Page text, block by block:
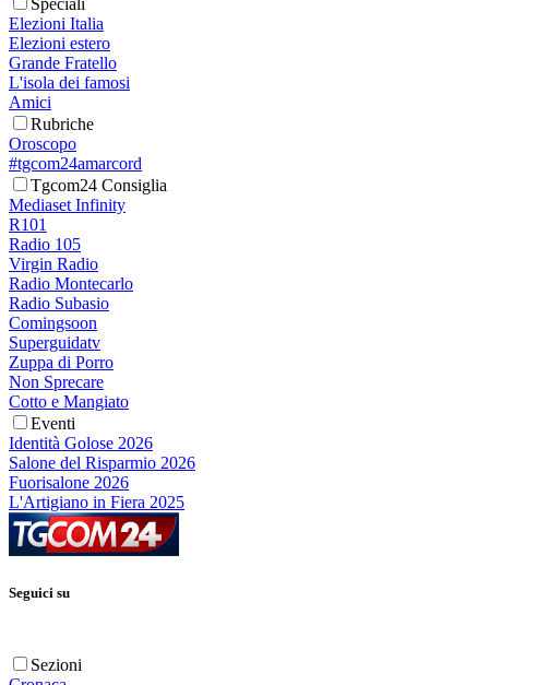
Speciali
Elezioni Italia
Elezioni estero
Grande Fratello
L'isola dei famosi
Amici
Rubriche
Oroscopo
#tgcom24amarcord
Tgcom24 Consiglia
Mediaset Infinity
R101
Radio 105
Virgin Radio
Radio Montecarlo
Radio Subasio
Comingsoon
Superguidatv
Zuppa di Porro
Non Sprecare
Cotto e Mangiato
Eventi
Identità Golose 2026
Salone del Risparmio 2026
Fuorisalone 2026
L'Artigiano in Fiera 2025
Seguici su
Sezioni